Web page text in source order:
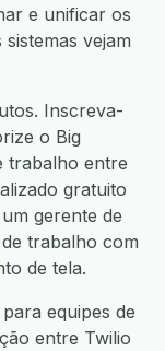
e unificar os
vejam
Inscreva-
o Big
trabalho entre
gratuito
gerente de
trabalho com
de tela.
equipes de
entre Twilio